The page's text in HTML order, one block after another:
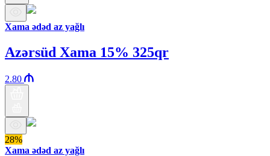
Xama ədəd az yağlı
Azərsüd Xama 15% 325qr
2.80
28%
Xama ədəd az yağlı